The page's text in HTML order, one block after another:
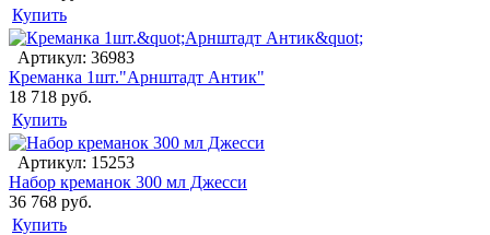
Купить
Артикул: 36983
Креманка 1шт."Арнштадт Антик"
18 718 руб.
Купить
Артикул: 15253
Набор креманок 300 мл Джесси
36 768 руб.
Купить